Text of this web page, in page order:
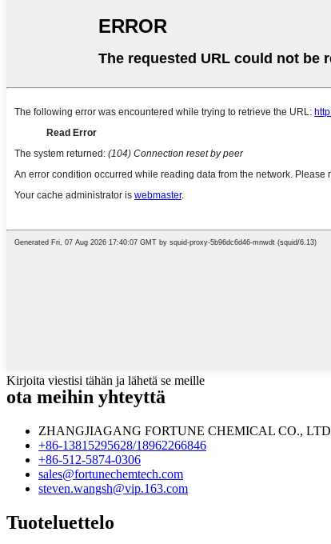
Kirjoita viestisi tähän ja lähetä se meille
ota meihin yhteyttä
ZHANGJIAGANG FORTUNE CHEMICAL CO., LTD
+86-13815295628/18962266846
+86-512-5874-0306
sales@fortunechemtech.com
steven.wangsh@vip.163.com
Tuoteluettelo